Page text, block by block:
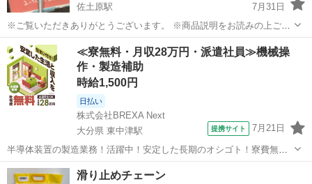
佐土原駅
7月31日
※ご覧いただきありがとうございます。 ※商品説明をお読みの上ご納
得の上でご購入お願い致します 商品名： MCC ラチェットレンチ
19✖️21 状態： 中古品 ※現物ご確認のうえでご判断ください。 ※お値
下...
宮崎 宮崎市 佐土原駅 メンテナンス用品
ラチェットレンチ
≪寮無料・月収28万円・派遣社員≫機械操
作・製造補助
時給1,500円
日払い
株式会社BREXA Next
大分県 東中津駅
提携サイト 7月21日
半導体装置の製造業務！活躍中！安定した長期のオシゴト！寮費無料
★赴任旅費会社負担◎20代～40代の男性活躍中★未経験活躍中！高時
給1,500円！《大分県中津市》 人気の工場のお仕事 ◇半導体装置内部
大分 中津市 東中津駅
滑り止めチェーン